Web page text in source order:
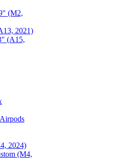
(M2,
2021)
(A15,
2024)
(M4,